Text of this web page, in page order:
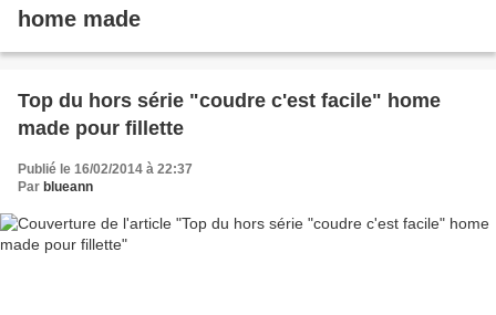
home made
Top du hors série "coudre c'est facile" home
made pour fillette
Publié le 16/02/2014 à 22:37
Par blueann